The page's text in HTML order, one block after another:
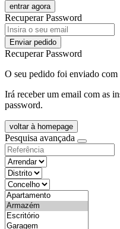
entrar agora
Recuperar Password
Enviar pedido
Recuperar Password
O seu pedido foi enviado com
Irá receber um email com as
password.
voltar à homepage
Pesquisa avançada
objective
districtId
countyId
types